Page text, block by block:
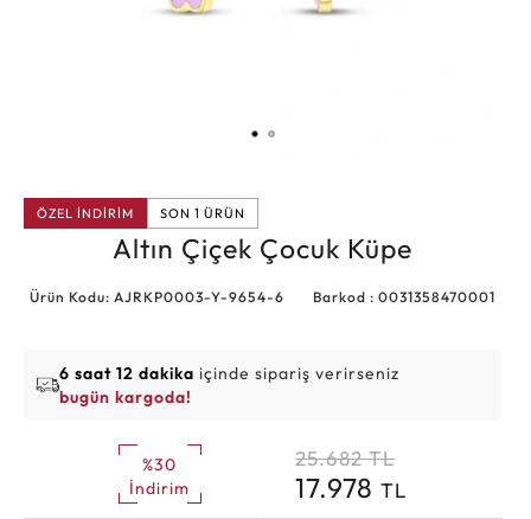
ÖZEL İNDİRİM SON 1 ÜRÜN
Altın Çiçek Çocuk Küpe
Ürün Kodu: AJRKP0003-Y-9654-6 Barkod : 0031358470001
6 saat 12 dakika içinde sipariş verirseniz
bugün kargoda!
%30
İndirim
25.682 TL
17.978TL